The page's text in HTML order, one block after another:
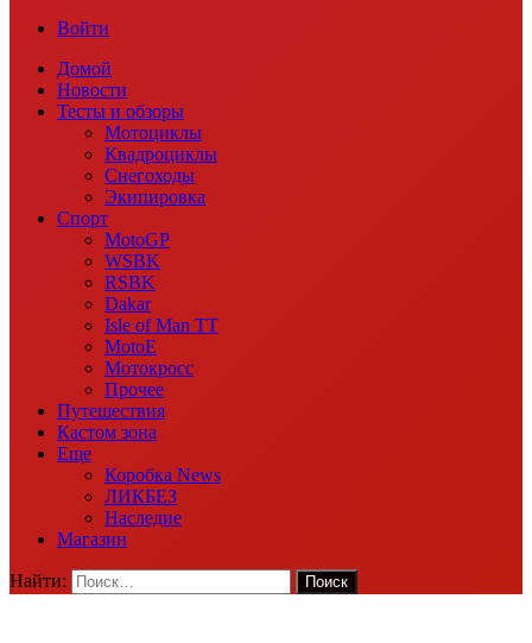
Войти
Домой
Новости
Тесты и обзоры
Мотоциклы
Квадроциклы
Снегоходы
Экипировка
Спорт
MotoGP
WSBK
RSBK
Dakar
Isle of Man TT
MotoE
Мотокросс
Прочее
Путешествия
Кастом зона
Еще
Коробка News
ЛИКБЕЗ
Наследие
Магазин
Найти: